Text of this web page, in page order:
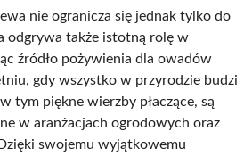
nie ogranicza się jednak tylko do
odgrywa także istotną rolę w
źródło pożywienia dla owadów
gdy wszystko w przyrodzie budzi
tym piękne wierzby płaczące, są
w aranżacjach ogrodowych oraz
swojemu wyjątkowemu